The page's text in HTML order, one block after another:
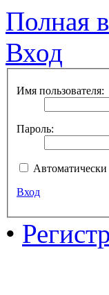
Полная
Вход
Имя пользователя:
Пароль:
Вход
•